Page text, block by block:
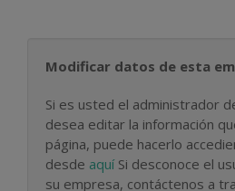
Modificar datos de esta
Si es usted el administrador
desea editar la información
página, puede hacerlo
desde aquíSi desconoce el
su empresa, contáctenos a